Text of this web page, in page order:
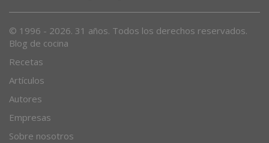
© 1996 - 2026. 31 años. Todos los derechos reservados.
Blog de cocina
Recetas
Artículos
Autores
Empresas
Sobre nosotros